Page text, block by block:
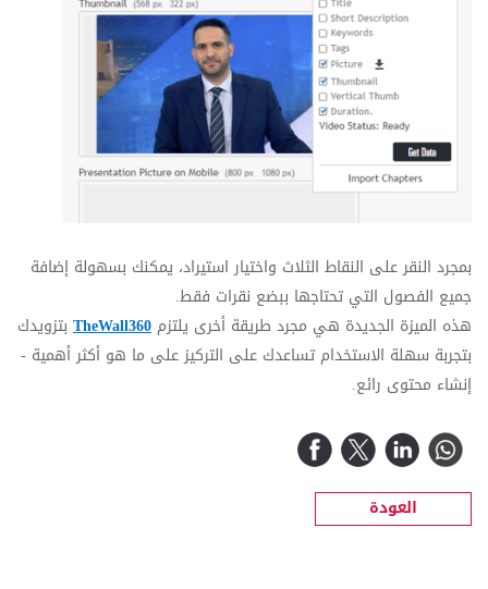
بمجرد النقر على النقاط الثلاث واختيار استيراد، يمكنك بسهولة إضافة
جميع الفصول التي تحتاجها ببضع نقرات فقط.
هذه الميزة الجديدة هي مجرد طريقة أخرى يلتزم TheWall360 بتزويدك
بتجربة سهلة الاستخدام تساعدك على التركيز على ما هو أكثر أهمية -
إنشاء محتوى رائع.
العودة